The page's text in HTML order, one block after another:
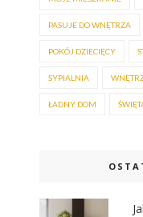
PASUJE DO WNĘTRZA
POKÓJ DZIECIĘCY
SYPIALNIA
ŁADNY DOM